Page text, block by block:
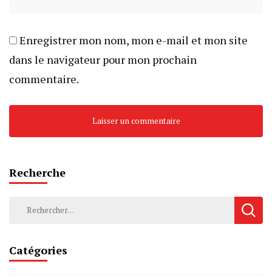
Enregistrer mon nom, mon e-mail et mon site
dans le navigateur pour mon prochain
commentaire.
Recherche
Catégories